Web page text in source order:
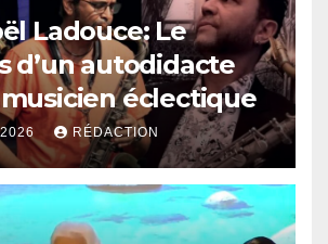
Ladouce: Le
d’un autodidacte
éclectique
RÉDACTION